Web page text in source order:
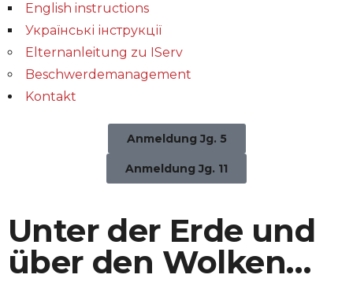
English instructions
Українські інструкції
Elternanleitung zu IServ
Beschwerdemanagement
Kontakt
Anmeldung Jg. 5
Anmeldung Jg. 11
Unter der Erde und
über den Wolken…